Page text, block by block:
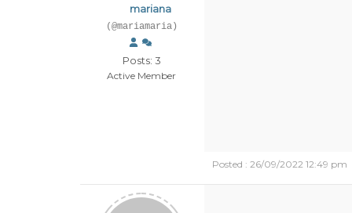
mariana
(@mariamaria)
Posts: 3
Active Member
Posted : 26/09/2022 12:49 pm